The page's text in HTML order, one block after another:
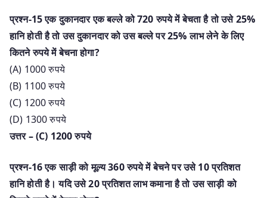
प्रश्न-15 एक दुकानदार एक बल्ले को 720 रुपये में बेचता है तो उसे 25%
हानि होती है तो उस दुकानदार को उस बल्ले पर 25% लाभ लेने के लिए
कितने रुपये में बेचना होगा?
(A) 1000 रुपये
(B) 1100 रुपये
(C) 1200 रुपये
(D) 1300 रुपये
उत्तर – (C) 1200 रुपये
प्रश्न-16 एक साड़ी को मूल्य 360 रुपये में बेचने पर उसे 10 प्रतिशत
हानि होती है। यदि उसे 20 प्रतिशत लाभ कमाना है तो उस साड़ी को